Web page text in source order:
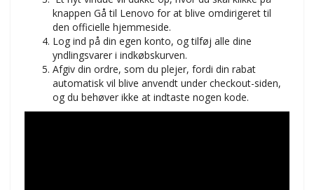
knappen Gå til Lenovo for at blive omdirigeret til
den officielle hjemmeside.
Log ind på din egen konto, og tilføj alle dine
yndlingsvarer i indkøbskurven.
Afgiv din ordre, som du plejer, fordi din rabat
automatisk vil blive anvendt under checkout-siden,
og du behøver ikke at indtaste nogen kode.